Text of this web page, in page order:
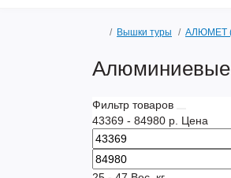
Вышки туры АЛЮМЕТ
Фильтр товаров
43369 - 84980 р. Цена